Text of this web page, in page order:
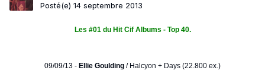
Posté(e) 14 septembre 2013
Les #01 du Hit Cif Albums - Top 40.
09/09/13 - Ellie Goulding / Halcyon + Days (22.800 ex.)